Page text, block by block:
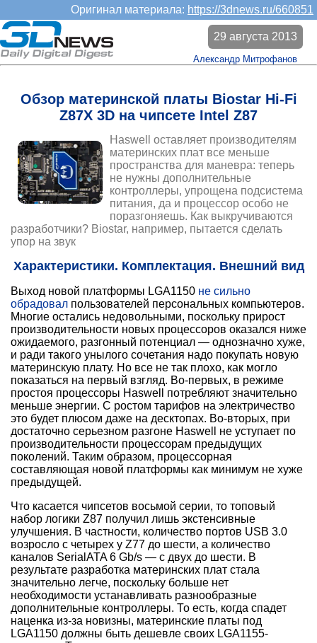
Оригинал материала: https://3dnews.ru/660851
Обзор материнской платы Biostar Hi-Fi
Z87X 3D на чипсете Intel Z87
Haswell оставляет производителям
материнских плат все меньше
пространства для маневра: теперь
не нужны дополнительные
контроллеры, упрощена подсистема
питания, да и процессор особо не
поразгоняешь. Как выкручиваются
разработчики? Biostar, например, пытается сделать
упор на звук
29 августа 2013
Александр Митрофанов
Характеристики. Комплектация. Внешний вид
Выход новой платформы LGA1150 не сильно
обрадовал пользователей персональных компьютеров.
Многие остались недовольными, поскольку прирост
производительности новых процессоров оказался ниже
ожидаемого, разгонный потенциал — однозначно хуже,
и ради такого унылого сочетания надо покупать новую
материнскую плату. Но все не так плохо, как могло
показаться на первый взгляд. Во-первых, в режиме
простоя процессоры Haswell потребляют значительно
меньше энергии. С ростом тарифов на электричество
это будет плюсом даже на десктопах. Во-вторых, при
достаточно серьезном разгоне Haswell не уступает по
производительности процессорам предыдущих
поколений. Таким образом, процессорная
составляющая новой платформы как минимум не хуже
предыдущей.
Что касается чипсетов восьмой серии, то топовый
набор логики Z87 получил лишь экстенсивные
улучшения. В частности, количество портов USB 3.0
возросло с четырех у Z77 до шести, а количество
каналов SerialATA 6 Gb/s — с двух до шести. В
результате разработка материнских плат стала
значительно легче, поскольку больше нет
необходимости устанавливать разнообразные
дополнительные контроллеры. То есть, когда спадет
наценка из-за новизны, материнские платы под
LGA1150 должны быть дешевле своих LGA1155-